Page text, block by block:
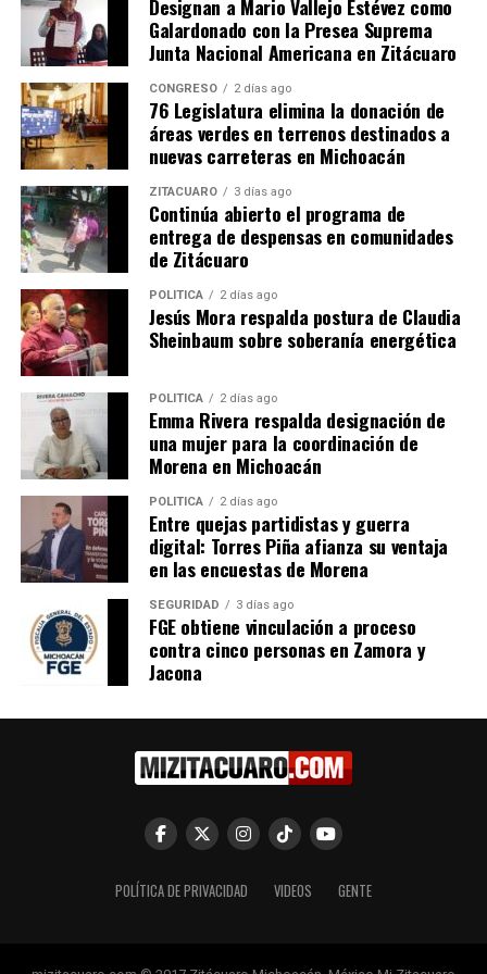
Me gusta esto:
Relacionado
Afiliación de Morena en
Michoacán Rebasará
Expectativas, Afirma Jesús
Mora
En "Política"
Morena en Michoacán
reporta avances
significativos en afiliaciones
11 abril, 2025
Morena en Michoacán cerca
de alcanzar 300 mil afiliados:
Designan a Mario Vallejo Estévez como
Galardonado con la Presea Suprema
Junta Nacional Americana en Zitácuaro
CONGRESO 2 días ago
76 Legislatura elimina la donación de
áreas verdes en terrenos destinados a
nuevas carreteras en Michoacán
ZITÁCUARO 3 días ago
Continúa abierto el programa de
entrega de despensas en comunidades
de Zitácuaro
POLÍTICA 2 días ago
Jesús Mora respalda postura de Claudia
Sheinbaum sobre soberanía energética
POLÍTICA 2 días ago
Emma Rivera respalda designación de
una mujer para la coordinación de
Morena en Michoacán
POLÍTICA 2 días ago
Entre quejas partidistas y guerra
digital: Torres Piña afianza su ventaja
en las encuestas de Morena
SEGURIDAD 3 días ago
FGE obtiene vinculación a proceso
contra cinco personas en Zamora y
Jacona
POLÍTICA DE PRIVACIDAD VIDEOS GENTE